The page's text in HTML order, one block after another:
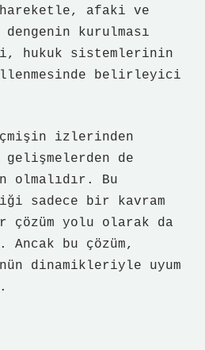
hareketle, afaki ve
kurulması
hukuk sistemlerinin
belirleyici
izlerinden
de
olmalıdır. Bu
sadece bir kavram
yolu olarak da
Ancak bu çözüm,
dinamikleriyle uyum